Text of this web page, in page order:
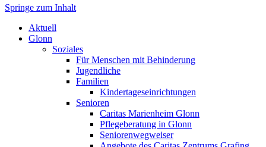
Markt Glonn
Springe zum Inhalt
Aktuell
Glonn
Soziales
Für Menschen mit Behinderung
Jugendliche
Familien
Kindertageseinrichtungen
Senioren
Caritas Marienheim Glonn
Pflegeberatung in Glonn
Seniorenwegweiser